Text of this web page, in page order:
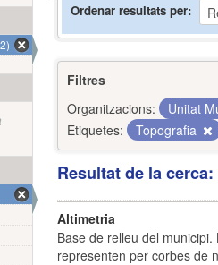
Ordenar resultats per
Filtres
Organitzacions:
Unitat
Etiquetes:
Topografia
Resultat de la
Altimetria
Base de relleu del
representen per corbes de